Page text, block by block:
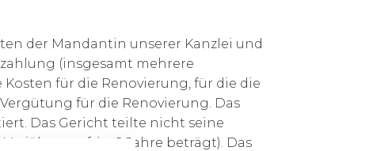
der Mandantin unserer Kanzlei und
(insgesamt mehrere
für die Renovierung, für die die
für die Renovierung. Das
Das Gericht teilte nicht seine
2 Jahre beträgt). Das